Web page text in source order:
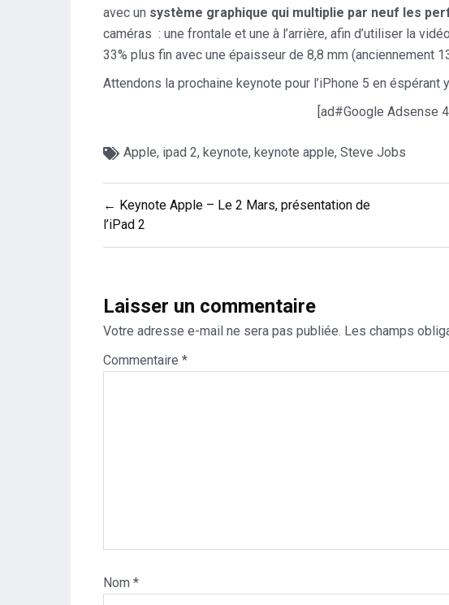
avec un système graphique qui multiplie par neuf les
caméras : une frontale et une à l’arrière, afin d’utiliser la
33% plus fin avec une épaisseur de 8,8 mm (anciennement
Attendons la prochaine keynote pour l’iPhone 5 en éspérant
[ad#Google Adsense
Apple, ipad 2, keynote, keynote apple, Steve Jobs
Navigation
de
← Keynote Apple – Le 2 Mars, présentation de
l’iPad 2
Laisser un commentaire
Votre adresse e-mail ne sera pas publiée. Les champs
Commentaire *
Nom *